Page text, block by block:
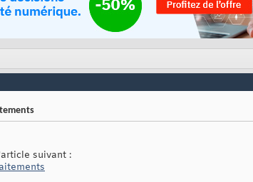
suivant :